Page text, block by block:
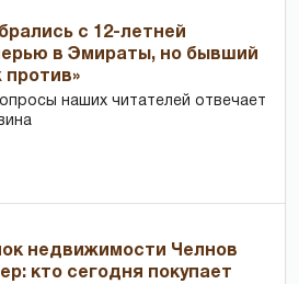
с 12-летней
в Эмираты, но бывший
против»
наших читателей отвечает
недвижимости Челнов
кто сегодня покупает